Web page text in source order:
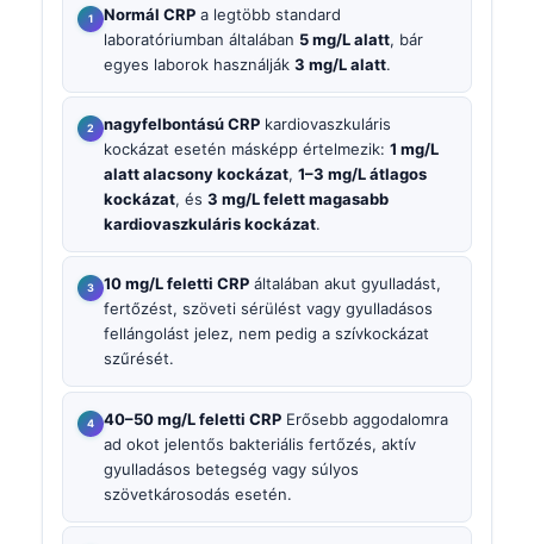
Normál CRP a legtöbb standard
laboratóriumban általában 5 mg/L alatt, bár
egyes laborok használják 3 mg/L alatt.
nagyfelbontású CRP kardiovaszkuláris
kockázat esetén másképp értelmezik: 1 mg/L
alatt alacsony kockázat, 1–3 mg/L átlagos
kockázat, és 3 mg/L felett magasabb
kardiovaszkuláris kockázat.
10 mg/L feletti CRP általában akut gyulladást,
fertőzést, szöveti sérülést vagy gyulladásos
fellángolást jelez, nem pedig a szívkockázat
szűrését.
40–50 mg/L feletti CRP Erősebb aggodalomra
ad okot jelentős bakteriális fertőzés, aktív
gyulladásos betegség vagy súlyos
szövetkárosodás esetén.